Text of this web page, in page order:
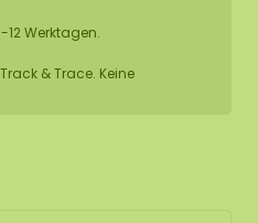
Werktagen.
& Trace. Keine